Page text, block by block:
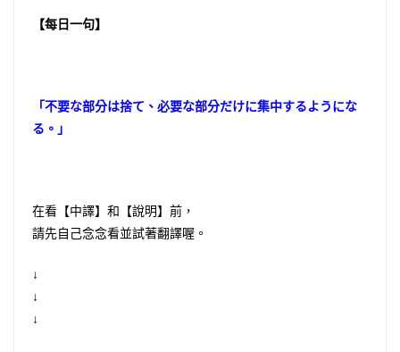
【每日一句】
「不要な部分は捨て、必要な部分だけに集中するようにな
る。」
在看【中譯】和【說明】前，
請先自己念念看並試著翻譯喔。
↓
↓
↓